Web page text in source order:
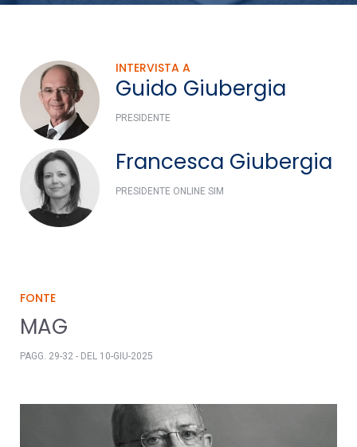
INTERVISTA A
Guido Giubergia
PRESIDENTE
Francesca Giubergia
PRESIDENTE ONLINE SIM
FONTE
MAG
PAGG. 29-32 - DEL 10-GIU-2025